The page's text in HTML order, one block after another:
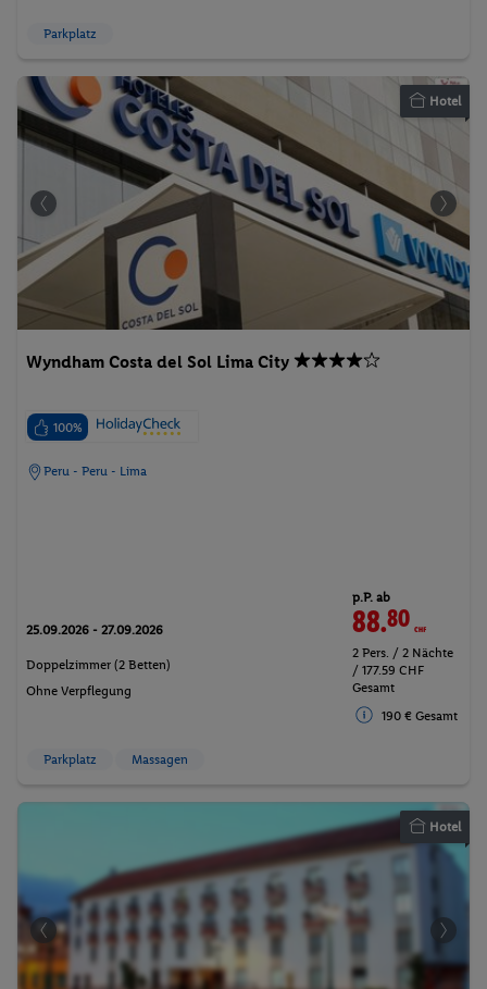
Parkplatz
Hotel
Wyndham Costa del Sol Lima City
100%
Peru - Peru - Lima
25.09.2026 - 27.09.2026
Doppelzimmer (2 Betten)
Ohne Verpflegung
p.P. ab
88.80CHF
2 Pers. / 2 Nächte
/ 177.59 CHF
Gesamt
190 € Gesamt
Parkplatz Massagen
Hotel